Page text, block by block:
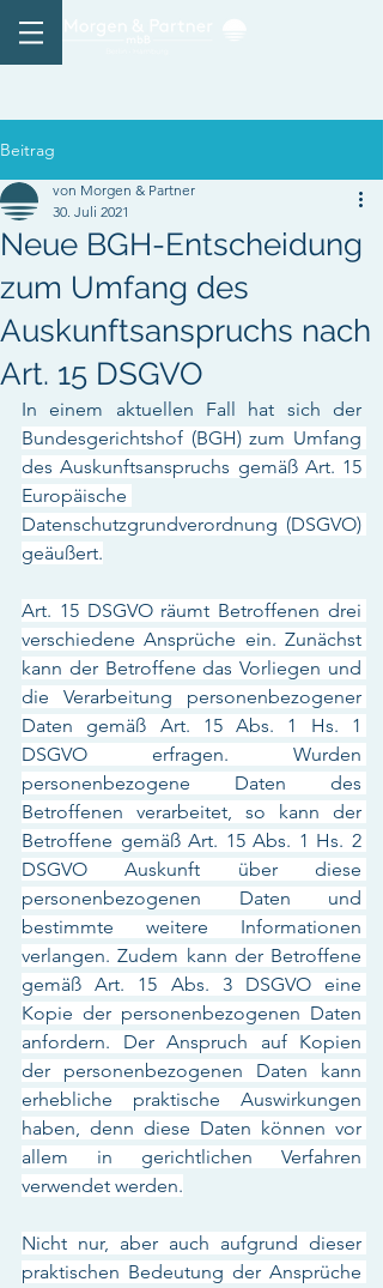
Beitrag
Neue BGH-Entscheidung
zum Umfang des
Auskunftsanspruchs nach
Art. 15 DSGVO
von Morgen & Partner
30. Juli 2021
Bundesgerichtshof (BGH) zum Umfang
des Auskunftsanspruchs gemäß Art. 15
Europäische
Datenschutzgrundverordnung (DSGVO)
geäußert.
Art. 15 DSGVO räumt Betroffenen drei
verschiedene Ansprüche ein. Zunächst
kann der Betroffene das Vorliegen und
die Verarbeitung personenbezogener
Daten gemäß Art. 15 Abs. 1 Hs. 1
DSGVO erfragen. Wurden
personenbezogene Daten des
Betroffenen verarbeitet, so kann der
Betroffene gemäß Art. 15 Abs. 1 Hs. 2
DSGVO Auskunft über diese
personenbezogenen Daten und
bestimmte weitere Informationen
verlangen. Zudem kann der Betroffene
gemäß Art. 15 Abs. 3 DSGVO eine
Kopie der personenbezogenen Daten
anfordern. Der Anspruch auf Kopien
der personenbezogenen Daten kann
erhebliche praktische Auswirkungen
haben, denn diese Daten können vor
allem in gerichtlichen Verfahren
verwendet werden.
Nicht nur, aber auch aufgrund dieser
praktischen Bedeutung der Ansprüche